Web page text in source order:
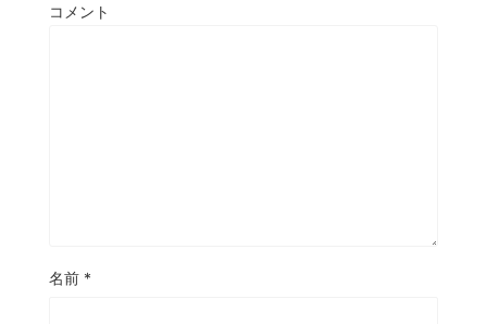
コメント
名前 *